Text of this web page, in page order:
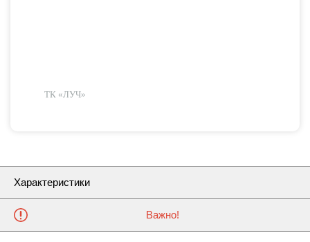
ТК «ЛУЧ»
Характеристики
Важно!